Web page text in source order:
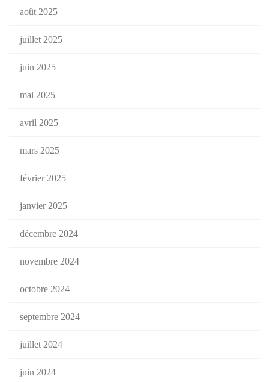
août 2025
juillet 2025
juin 2025
mai 2025
avril 2025
mars 2025
février 2025
janvier 2025
décembre 2024
novembre 2024
octobre 2024
septembre 2024
juillet 2024
juin 2024